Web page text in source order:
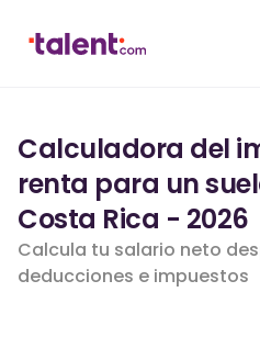
Calculadora del
renta para un
Costa Rica - 2026
Calcula tu salario neto
deducciones e impuestos